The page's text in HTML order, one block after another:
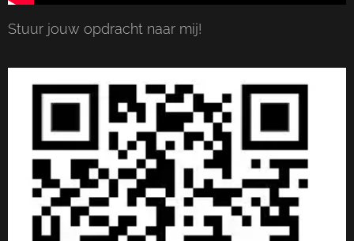
Stuur jouw opdracht naar mij!